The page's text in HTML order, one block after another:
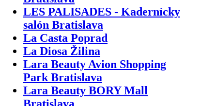
LES PALISADES - Kadernícky
salón Bratislava
La Casta Poprad
La Diosa Žilina
Lara Beauty Avion Shopping
Park Bratislava
Lara Beauty BORY Mall